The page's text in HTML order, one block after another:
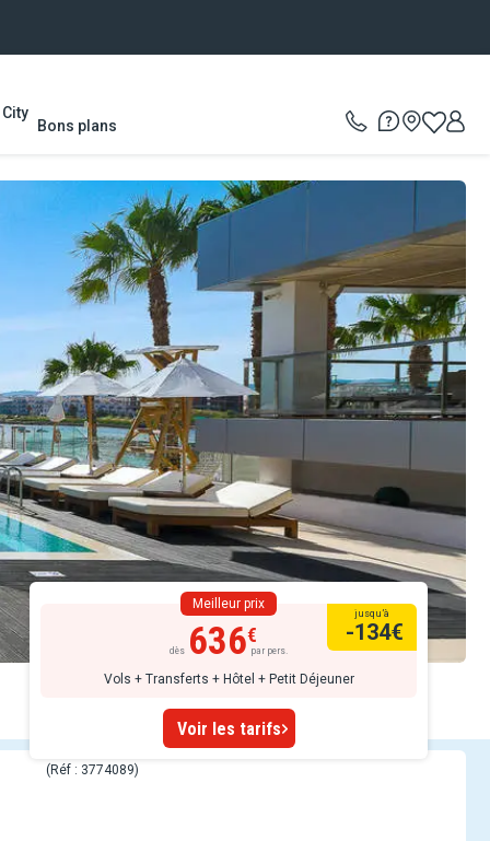
Bons plans
Meilleur prix
dès 636 par pers.
Vols + Transferts + Hôtel + Petit Déjeuner
jusqu’à
-134€
Voir les tarifs
(Réf : 3774089)